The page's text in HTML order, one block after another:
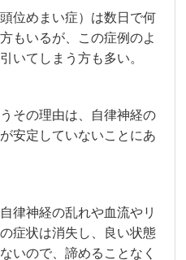
位めまい症）は数日で何
もいるが、この症例のよ
いてしまう方も多い。
その理由は、自律神経の
安定していないことにあ
律神経の乱れや血流やリ
症状は消失し、良い状態
いので、諦めることなく